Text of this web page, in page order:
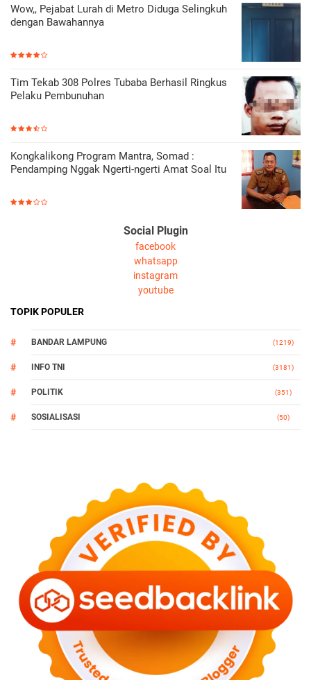
Wow,, Pejabat Lurah di Metro Diduga Selingkuh
dengan Bawahannya
Tim Tekab 308 Polres Tubaba Berhasil Ringkus
Pelaku Pembunuhan
Kongkalikong Program Mantra, Somad :
Pendamping Nggak Ngerti-ngerti Amat Soal Itu
Social Plugin
facebook
whatsapp
instagram
youtube
TOPIK POPULER
BANDAR LAMPUNG (1219)
INFO TNI (3181)
POLITIK (351)
SOSIALISASI (50)